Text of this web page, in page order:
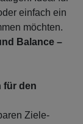
einfach ein
möchten.
Balance –
für den
Ziele-